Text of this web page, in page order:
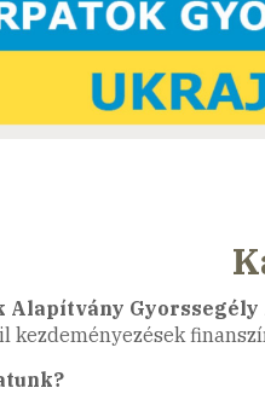
Alapítvány Gyorssegély
kezdeményezések